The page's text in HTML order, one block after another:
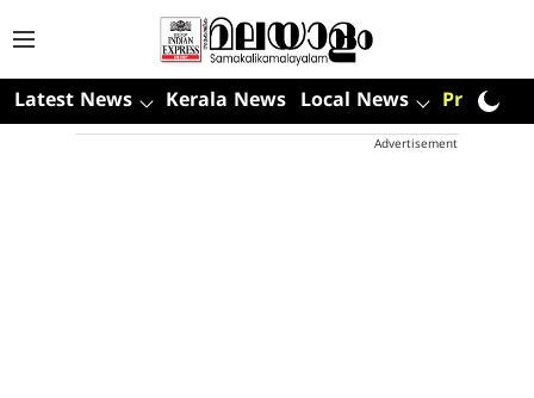
Latest News Kerala News Local News Premium
Advertisement